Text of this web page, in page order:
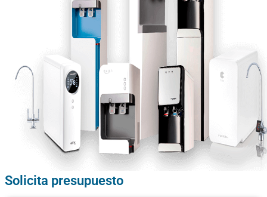
Solicita presupuesto